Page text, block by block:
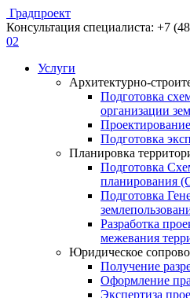
Градпроект
Консультация специалиста: +7
02
Услуги
Архитектурно-
Подготовка
организации
Подготовка
Планировка
Подготовка
планирования
Подготовка
Разработка
межевания
Юридическое
Получение
Оформление
Экспертиза